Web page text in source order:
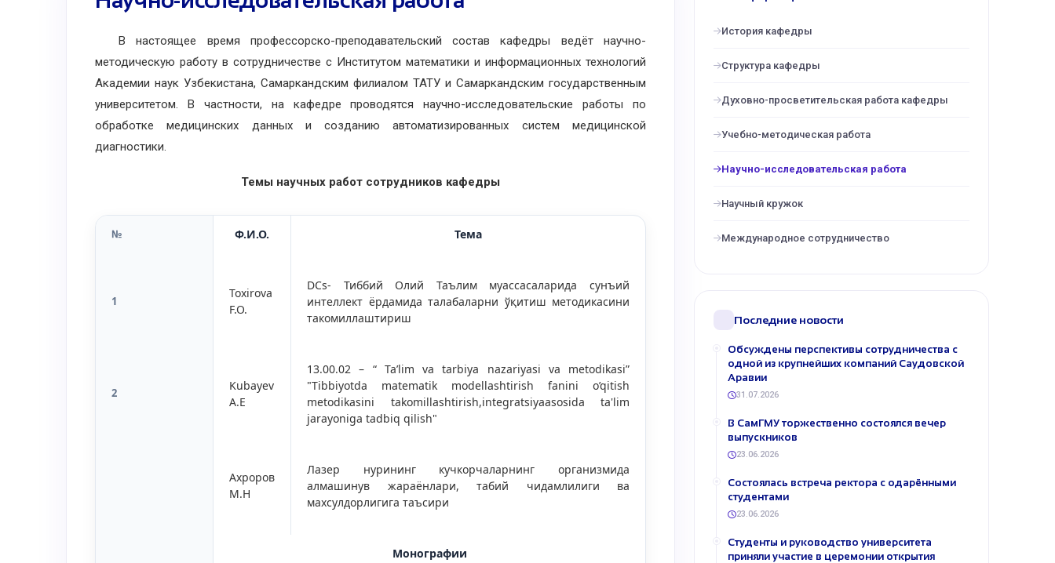
В настоящее время профессорско-преподавательский состав кафедры ведёт научно-
методическую работу в сотрудничестве с Институтом математики и информационных технологий
Академии наук Узбекистана, Самаркандским филиалом ТАТУ и Самаркандским государственным
университетом. В частности, на кафедре проводятся научно-исследовательские работы по
обработке медицинских данных и созданию автоматизированных систем медицинской
диагностики.
Темы научных работ сотрудников кафедры
№ Ф.И.О. Тема
1
Toxirova
F.O.
DCs-
Тиббий Олий Таълим муассасаларида сунъий
интеллект ёрдамида талабаларни ўқитиш методикасини
такомиллаштириш
2
Kubayev
A.E
13.00.02 – “ Ta’lim va tarbiya nazariyasi va metodikasi”
"Tibbiyotda matematik modellashtirish fanini o’qitish
metodikasini takomillashtirish,integratsiyaasosida ta'lim
jarayoniga tadbiq qilish"
Ахроров
М.Н
Лазер нурининг кучкорчаларнинг организмида
алмашинув жараёнлари, табий чидамлилиги ва
махсулдорлигига таъсири
Монографии
История кафедры
Структура кафедры
Духовно-просветительская работа кафедры
Учебно-методическая работа
Научно-исследовательская работа
Научный кружок
Международное сотрудничество
Последние новости
Обсуждены перспективы сотрудничества с
одной из крупнейших компаний Саудовской
Аравии
31.07.2026
В СамГМУ торжественно состоялся вечер
выпускников
23.06.2026
Состоялась встреча ректора с одарёнными
студентами
23.06.2026
Студенты и руководство университета
приняли участие в церемонии открытия